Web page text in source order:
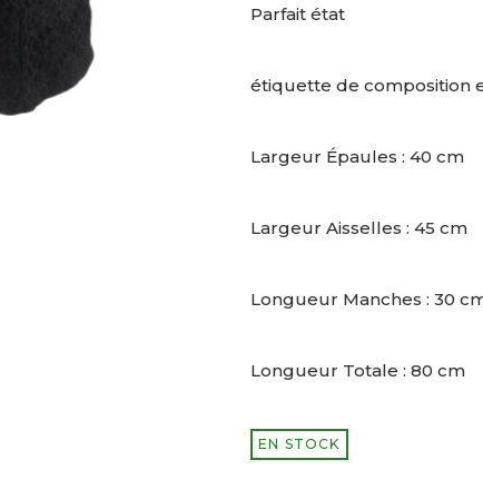
Parfait état
étiquette de composition
Largeur Épaules : 40 cm
Largeur Aisselles : 45 cm
Longueur Manches : 30
Longueur Totale : 80 cm
EN STOCK